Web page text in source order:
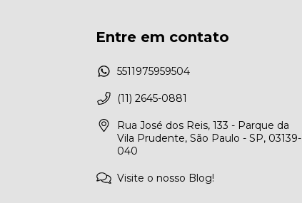
Entre em contato
5511975959504
(11) 2645-0881
Rua José dos Reis, 133 - Parque da
Vila Prudente, São Paulo - SP, 03139-
040
Visite o nosso Blog!